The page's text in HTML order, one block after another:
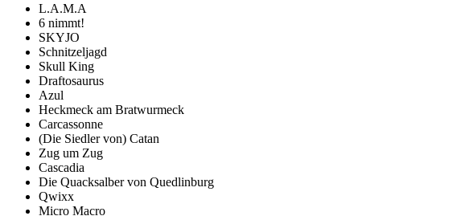
L.A.M.A
6 nimmt!
SKYJO
Schnitzeljagd
Skull King
Draftosaurus
Azul
Heckmeck am Bratwurmeck
Carcassonne
(Die Siedler von) Catan
Zug um Zug
Cascadia
Die Quacksalber von Quedlinburg
Qwixx
Micro Macro